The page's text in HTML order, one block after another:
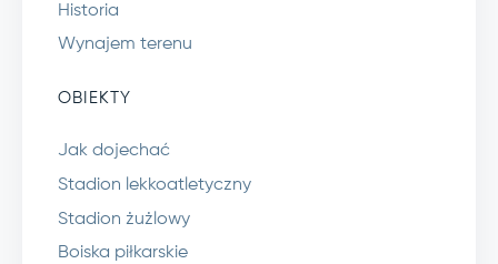
Historia
Wynajem terenu
OBIEKTY
Jak dojechać
Stadion lekkoatletyczny
Stadion żużlowy
Boiska piłkarskie